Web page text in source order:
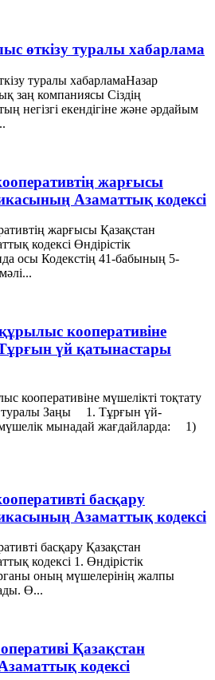
өткізу туралы хабарлама
туралы хабарламаНазар
заң компаниясы Сіздің
негізгі екендігіне және әрдайым
жарғысы
Азаматтық кодексi
жарғысы Қазақстан
кодексi Өндiрiстiк
осы Кодекстiң 41-бабының 5-
кооперативіне
үй қатынастары
кооперативіне мүшелікті тоқтату
туралы Заңы 1. Тұрғын үй-
мынадай жағдайларда: 1)
басқару
Азаматтық кодексi
басқару Қазақстан
кодексi 1. Өндiрiстiк
оның мүшелерiнiң жалпы
Ө...
Қазақстан
кодексi